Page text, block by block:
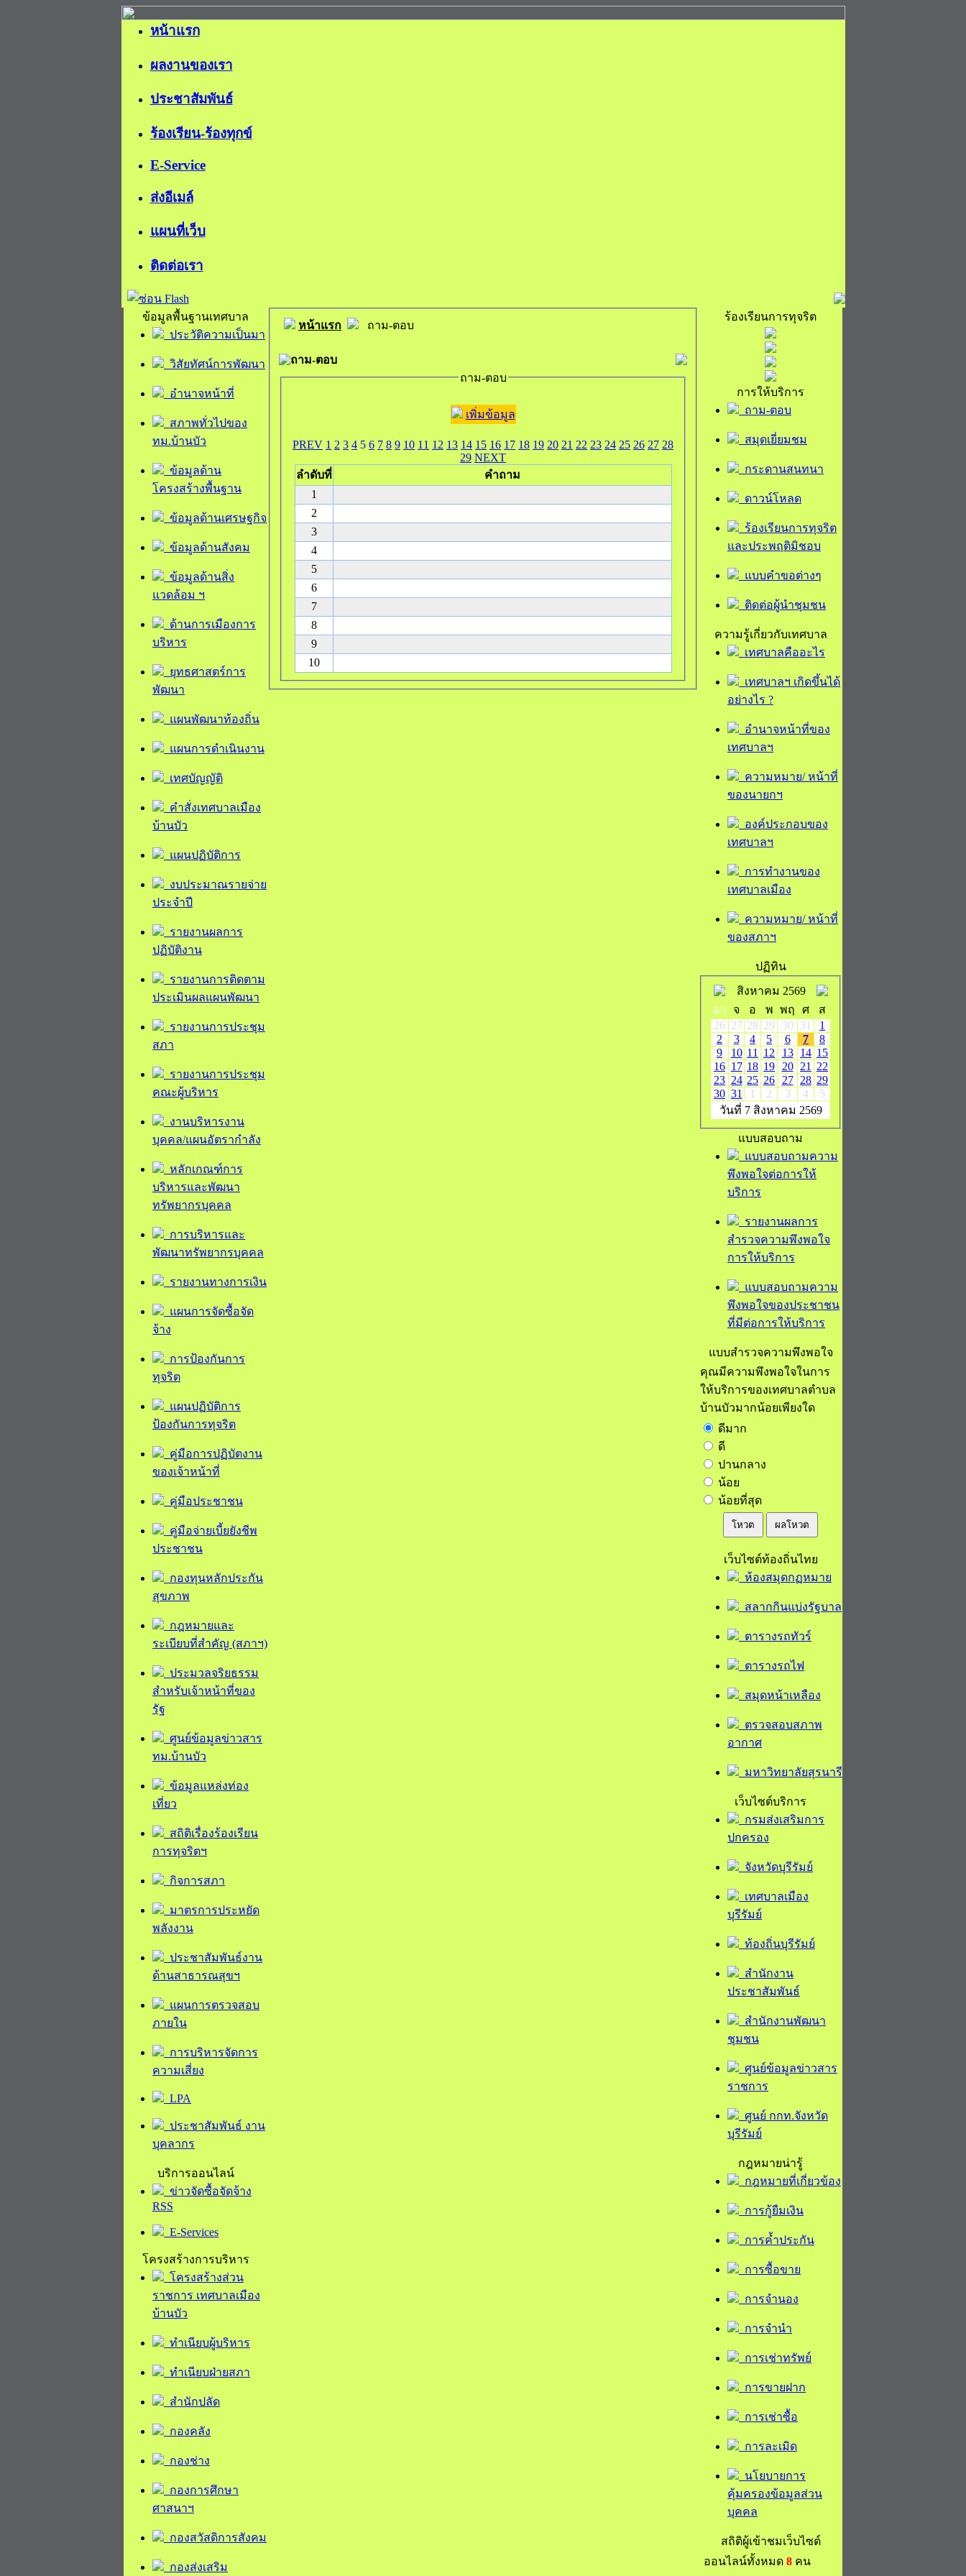
หน้าแรก
ผลงานของเรา
ประชาสัมพันธ์
ร้องเรียน-ร้องทุกข์
E-Service
ส่งอีเมล์
แผนที่เว็บ
ติดต่อเรา
ข้อมูลพื้นฐานเทศบาล
ประวัติความเป็นมา
วิสัยทัศน์การพัฒนา
อำนาจหน้าที่
สภาพทั่วไปของ
ทม.บ้านบัว
ข้อมูลด้าน
โครงสร้างพื้นฐาน
ข้อมูลด้านเศรษฐกิจ
ข้อมูลด้านสังคม
ข้อมูลด้านสิ่ง
แวดล้อม ฯ
ด้านการเมืองการ
บริหาร
ยุทธศาสตร์การ
พัฒนา
แผนพัฒนาท้องถิ่น
แผนการดำเนินงาน
เทศบัญญัติ
คำสั่งเทศบาลเมือง
บ้านบัว
แผนปฏิบัติการ
งบประมาณรายจ่าย
ประจำปี
รายงานผลการ
ปฏิบัติงาน
รายงานการติดตาม
ประเมินผลแผนพัฒนา
รายงานการประชุม
สภา
รายงานการประชุม
คณะผู้บริหาร
งานบริหารงาน
บุคคล/แผนอัตรากำลัง
หลักเกณฑ์การ
บริหารและพัฒนา
ทรัพยากรบุคคล
การบริหารและ
พัฒนาทรัพยากรบุคคล
รายงานทางการเงิน
แผนการจัดซื้อจัด
จ้าง
การป้องกันการ
ทุจริต
แผนปฏิบัติการ
ป้องกันการทุจริต
คู่มือการปฏิบัตงาน
ของเจ้าหน้าที่
คู่มือประชาชน
คู่มือจ่ายเบี้ยยังชีพ
ประชาชน
กองทุนหลักประกัน
สุขภาพ
กฎหมายและ
ระเบียบที่สำคัญ (สภาฯ)
ประมวลจริยธรรม
สำหรับเจ้าหน้าที่ของ
รัฐ
ศูนย์ข้อมูลข่าวสาร
ทม.บ้านบัว
ข้อมูลแหล่งท่อง
เที่ยว
สถิติเรื่องร้องเรียน
การทุจริตฯ
กิจการสภา
มาตรการประหยัด
พลังงาน
ประชาสัมพันธ์งาน
ด้านสาธารณสุขฯ
แผนการตรวจสอบ
ภายใน
การบริหารจัดการ
ความเสี่ยง
LPA
ประชาสัมพันธ์ งาน
บุคลากร
บริการออนไลน์
ข่าวจัดซื้อจัดจ้าง
RSS
E-Services
โครงสร้างการบริหาร
โครงสร้างส่วน
ราชการ เทศบาลเมือง
บ้านบัว
ทำเนียบผู้บริหาร
ทำเนียบฝ่ายสภา
สำนักปลัด
กองคลัง
กองช่าง
กองการศึกษา
ศาสนาฯ
กองสวัสดิการสังคม
กองส่งเสริม
หน้าแรก ถาม-ตอบ
ถาม-ตอบ
ถาม-ตอบ
เพิ่มข้อมูล
PREV 1 2 3 4 5 6 7 8 9 10 11 12 13 14 15 16 17 18 19 20 21 22 23 24 25 26 27 28
29 NEXT
ลำดับที่
คำถาม
1
2
3
4
5
6
7
8
9
10
ร้องเรียนการทุจริต
การให้บริการ
ถาม-ตอบ
สมุดเยี่ยมชม
กระดานสนทนา
ดาวน์โหลด
ร้องเรียนการทุจริต
และประพฤติมิชอบ
แบบคำขอต่างๆ
ติดต่อผู้นำชุมชน
ความรู้เกี่ยวกับเทศบาล
เทศบาลคืออะไร
เทศบาลฯ เกิดขึ้นได้
อย่างไร ?
อำนาจหน้าที่ของ
เทศบาลฯ
ความหมาย/ หน้าที่
ของนายกฯ
องค์ประกอบของ
เทศบาลฯ
การทำงานของ
เทศบาลเมือง
ความหมาย/ หน้าที่
ของสภาฯ
ปฏิทิน
สิงหาคม 2569
อา
จ อ พ พฤ ศ
ส
26 27 28 29 30 31
1
2
3 4 5 6 7
8
9
10 11 12 13 14 15
16 17 18 19 20 21
22
23 24 25 26 27 28 29
30 31 1 2 3 4
5
วันที่ 7 สิงหาคม 2569
แบบสอบถาม
แบบสอบถามความ
พึงพอใจต่อการให้
บริการ
รายงานผลการ
สำรวจความพึงพอใจ
การให้บริการ
แบบสอบถามความ
พึงพอใจของประชาชน
ที่มีต่อการให้บริการ
แบบสำรวจความพึงพอใจ
คุณมีความพึงพอใจในการ
ให้บริการของเทศบาลตำบล
บ้านบัวมากน้อยเพียงใด
ดีมาก
ดี
ปานกลาง
น้อย
น้อยที่สุด
โหวต ผลโหวต
เว็บไซต์ท้องถิ่นไทย
ห้องสมุดกฏหมาย
สลากกินแบ่งรัฐบาล
ตารางรถทัวร์
ตารางรถไฟ
สมุดหน้าเหลือง
ตรวจสอบสภาพ
อากาศ
มหาวิทยาลัยสุรนารี
เว็บไซต์บริการ
กรมส่งเสริมการ
ปกครอง
จังหวัดบุรีรัมย์
เทศบาลเมือง
บุรีรัมย์
ท้องถิ่นบุรีรัมย์
สำนักงาน
ประชาสัมพันธ์
สำนักงานพัฒนา
ชุมชน
ศูนย์ข้อมูลข่าวสาร
ราชการ
ศูนย์ กกท.จังหวัด
บุรีรัมย์
กฎหมายน่ารู้
กฎหมายที่เกี่ยวข้อง
การกู้ยืมเงิน
การค้ำประกัน
การซื้อขาย
การจำนอง
การจำนำ
การเช่าทรัพย์
การขายฝาก
การเช่าซื้อ
การละเมิด
นโยบายการ
คุ้มครองข้อมูลส่วน
บุคคล
สถิติผู้เข้าชมเว็บไซต์
ออนไลน์ทั้งหมด 8 คน